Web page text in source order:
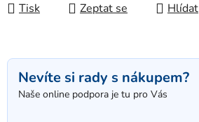
Tisk Zeptat se Hlídat
Nevíte si rady s nákupem?
Naše online podpora je tu pro Vás